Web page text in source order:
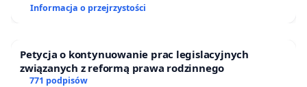
Informacja o przejrzystości
Petycja o kontynuowanie prac legislacyjnych
związanych z reformą prawa rodzinnego
771 podpisów